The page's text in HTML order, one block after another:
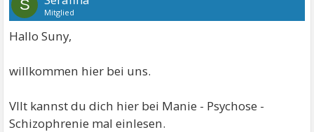
S Mitglied
Hallo Suny,
willkommen hier bei uns.
Vllt kannst du dich hier bei Manie - Psychose -
Schizophrenie mal einlesen.